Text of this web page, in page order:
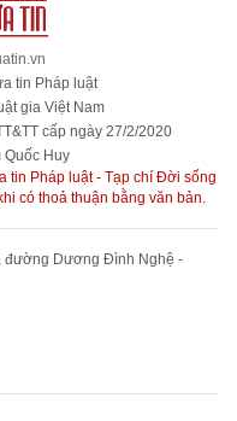
tin Pháp luật
gia Việt Nam
cấp ngày 27/2/2020
Quốc Huy
tin Pháp luật - Tạp chí Đời sống
có thoả thuận bằng văn bản.
đường Dương Đình Nghệ -